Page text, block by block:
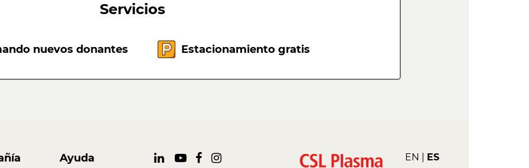
Servicios
nuevos donantes Estacionamiento gratis
Ayuda EN ES